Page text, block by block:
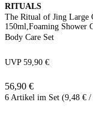
RITUALS
The Ritual of Jing Large
150ml,Foaming Shower
Hand & Foot Mas
Body Care Set
UVP 59,90 €
56,90 €
6 Artikel im Set (9,48 €